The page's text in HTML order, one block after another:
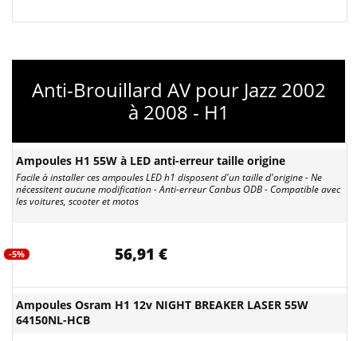
Anti-Brouillard AV pour Jazz 2002
à 2008 - H1
Ampoules H1 55W à LED anti-erreur taille origine
Facile à installer ces ampoules LED h1 disposent d'un taille d'origine - Ne
nécessitent aucune modification - Anti-erreur Canbus ODB - Compatible avec
les voitures, scooter et motos
-5% 56,91 €
Ampoules Osram H1 12v NIGHT BREAKER LASER 55W
64150NL-HCB